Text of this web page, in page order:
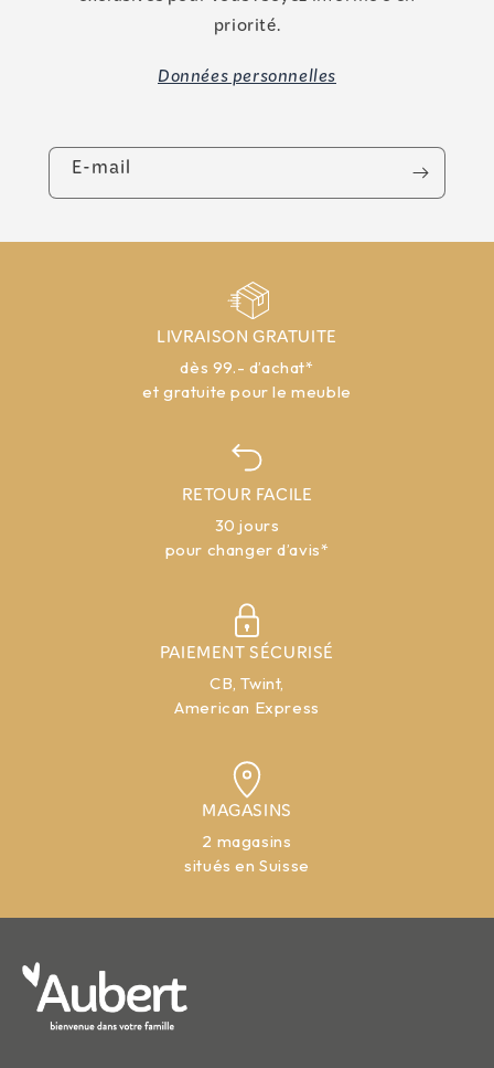
priorité.
Données personnelles
E-mail
LIVRAISON GRATUITE
dès 99.- d’achat*
et gratuite pour le meuble
RETOUR FACILE
30 jours
pour changer d’avis*
PAIEMENT SÉCURISÉ
CB, Twint,
American Express
MAGASINS
2 magasins
situés en Suisse